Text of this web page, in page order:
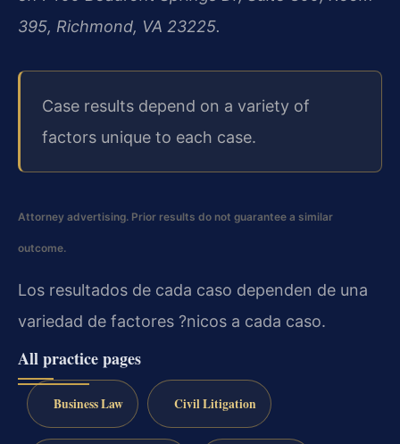
395, Richmond, VA 23225.
Case results depend on a variety of
factors unique to each case.
Attorney advertising. Prior results do not guarantee a similar
outcome.
Los resultados de cada caso dependen de una
variedad de factores ?nicos a cada caso.
All practice pages
Business Law Civil Litigation